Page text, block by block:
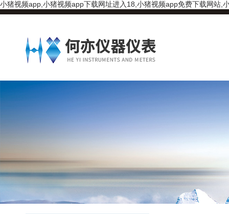
小猪视频app,小猪视频app下载网址进入18,小猪视频app免费下载网站,